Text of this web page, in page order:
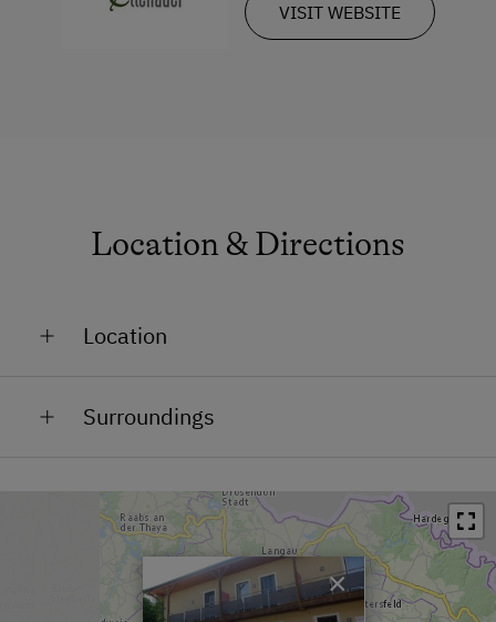
VISIT WEBSITE
Location & Directions
Location
Surroundings
Bus Stop in 0.3 km
Town / Village Centre in 0.5 km
Restaurant in 0.5 km
×